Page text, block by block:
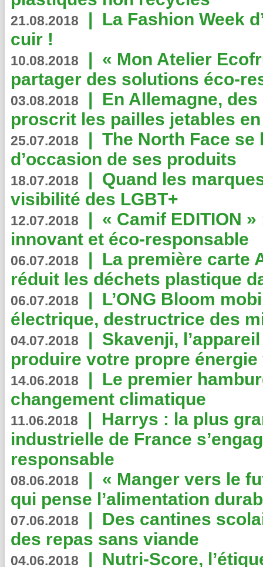
21.08.2018 | La Fashion Week
cuir !
10.08.2018 | « Mon Atelier
partager des solutions éco-
03.08.2018 | En Allemagne,
proscrit les pailles jetables
25.07.2018 | The North Face se
d’occasion de ses produits
18.07.2018 | Quand les
visibilité des LGBT+
12.07.2018 | « Camif EDITION
innovant et éco-responsable
06.07.2018 | La première carte
réduit les déchets plastique
06.07.2018 | L’ONG Bloom
électrique, destructrice des
04.07.2018 | Skavenji,
produire votre propre
14.06.2018 | Le premier
changement climatique
11.06.2018 | Harrys : la plus
industrielle de France
responsable
08.06.2018 | « Manger vers le
qui pense l’alimentation
07.06.2018 | Des cantines
des repas sans viande
04.06.2018 | Nutri-Score,